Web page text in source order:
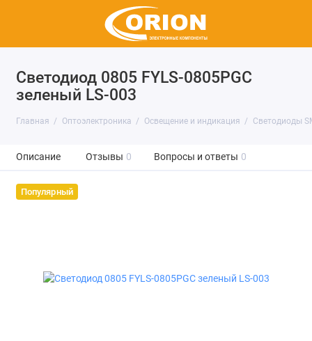
Светодиод 0805 FYLS-0805PGC
зеленый LS-003
Главная Оптоэлектроника Освещение и индикация Светодиоды
Описание Отзывы 0 Вопросы и ответы 0
Популярный